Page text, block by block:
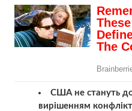
США не стануть
вирішенням